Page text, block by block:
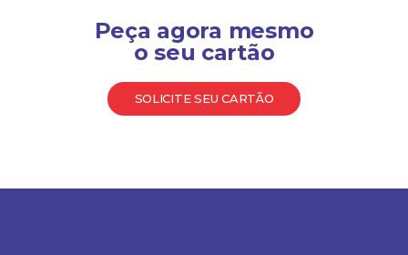
Peça agora mesmo
o seu cartão
SOLICITE SEU CARTÃO